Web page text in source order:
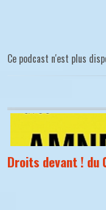
Ce podcast n'est plus
Droits devant ! du